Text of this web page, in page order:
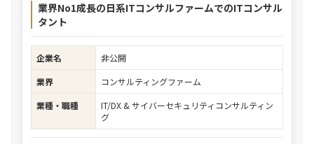
業界No1成長の日系ITコンサルファームでのITコンサル
タント
企業名
非公開
業界
コンサルティングファーム
業種・職種
IT/DX & サイバーセキュリティコンサルティン
グ